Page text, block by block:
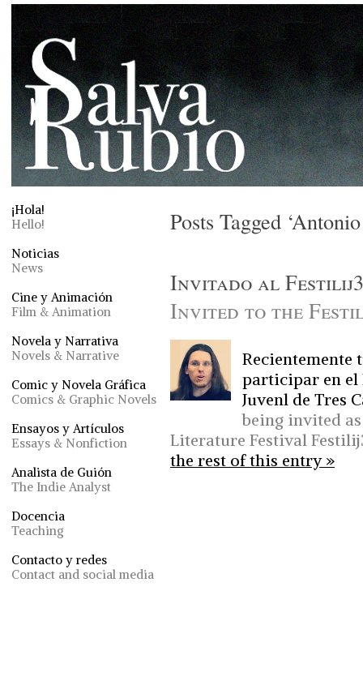
¡Hola!
Hello!
Noticias
News
Cine y Animación
Film & Animation
Novela y Narrativa
Novels & Narrative
Comic y Novela Gráfica
Comics & Graphic Novels
Ensayos y Artículos
Essays & Nonfiction
Analista de Guión
The Indie Analyst
Docencia
Teaching
Contacto y redes
Contact and social media
Posts Tagged
Invitado al
Invited to the
participar en el
Juvenl de Tres
being invited
Literature Festival
the rest of this entry »